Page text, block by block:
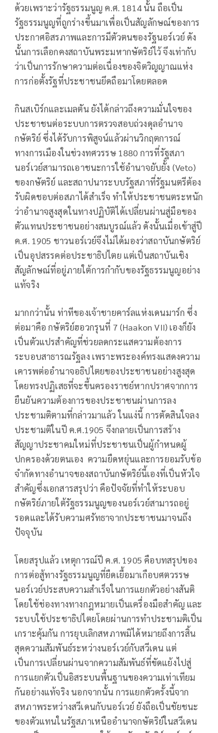
ด้วยเพราะว่ารัฐธรรมนูญ ค.ศ. 1814 นั้น ถือเป็น
รัฐธรรมนูญที่ถูกร่างขึ้นมาเพื่อเป็นสัญลักษณ์ของการ
ประกาศอิสรภาพและการมีตัวตนของรัฐนอร์เวย์ ดัง
นั้นการเลือกคงสถาบันพระมหากษัตริย์ไว้ จึงเท่ากับ
ว่าเป็นการรักษาความต่อเนื่องของจิตวิญญาณแห่ง
การก่อตั้งรัฐที่ประชาชนยึดถือมาโดยตลอด
กินสเบิร์กและเมลตัน ยังได้กล่าวถึงความมั่นใจของ
ประชาชนต่อระบบการตรวจสอบถ่วงดุลอำนาจ
กษัตริย์ ซึ่งได้รับการพิสูจน์แล้วผ่านวิกฤตการณ์
ทางการเมืองในช่วงทศวรรษ 1880 การที่รัฐสภา
นอร์เวย์สามารถเอาชนะการใช้อำนาจยับยั้ง (Veto)
ของกษัตริย์ และสถาปนาระบบรัฐสภาที่รัฐมนตรีต้อง
รับผิดชอบต่อสภาได้สำเร็จ ทำให้ประชาชนตระหนัก
ว่าอำนาจสูงสุดในทางปฏิบัติได้เปลี่ยนผ่านสู่มือของ
ตัวแทนประชาชนอย่างสมบูรณ์แล้ว ดังนั้นเมื่อเข้าสู่ปี
ค.ศ. 1905 ชาวนอร์เวย์จึงไม่ได้มองว่าสถาบันกษัตริย์
เป็นอุปสรรคต่อประชาธิปไตย แต่เป็นสถาบันเชิง
สัญลักษณ์ที่อยู่ภายใต้การกำกับของรัฐธรรมนูญอย่าง
แท้จริง
มากกว่านั้น ท่าทีของเจ้าชายคาร์ลแห่งเดนมาร์ก ซึ่ง
ต่อมาคือ กษัตริย์ฮอวกรุนที่ 7 (Haakon VII) เองก็ยัง
เป็นตัวแปรสำคัญที่ช่วยลดกระแสความต้องการ
ระบอบสาธารณรัฐลง เพราะพระองค์ทรงแสดงความ
เคารพต่ออำนาจอธิปไตยของประชาชนอย่างสูงสุด
โดยทรงปฏิเสธที่จะขึ้นครองราชย์หากปราศจากการ
ยืนยันความต้องการของประชาชนผ่านการลง
ประชามติตามที่กล่าวมาแล้ว ในแง่นี้ การตัดสินใจลง
ประชามติในปี ค.ศ.1905 จึงกลายเป็นการสร้าง
สัญญาประชาคมใหม่ที่ประชาชนเป็นผู้กำหนดผู้
ปกครองด้วยตนเอง ความยืดหยุ่นและการยอมรับข้อ
จำกัดทางอำนาจของสถาบันกษัตริย์นี้เองที่เป็นหัวใจ
สำคัญซึ่งเอกสารสรุปว่า คือปัจจัยที่ทำให้ระบอบ
กษัตริย์ภายใต้รัฐธรรมนูญของนอร์เวย์สามารถอยู่
รอดและได้รับความศรัทธาจากประชาชนมาจนถึง
ปัจจุบัน
โดยสรุปแล้ว เหตุการณ์ปี ค.ศ. 1905 คือบทสรุปของ
การต่อสู้ทางรัฐธรรมนูญที่ยืดเยื้อมาเกือบศตวรรษ
นอร์เวย์ประสบความสำเร็จในการแยกตัวอย่างสันติ
โดยใช้ช่องทางทางกฎหมายเป็นเครื่องมือสำคัญ และ
ระบบใช้ประชาธิปไตยโดยผ่านการทำประชามติเป็น
เกราะคุ้มกัน การยุบเลิกสหภาพมิได้หมายถึงการสิ้น
สุดความสัมพันธ์ระหว่างนอร์เวย์กับสวีเดน แต่
เป็นการเปลี่ยนผ่านจากความสัมพันธ์ที่ขัดแย้งไปสู่
การแยกตัวเป็นอิสระบนพื้นฐานของความเท่าเทียม
กันอย่างแท้จริง นอกจากนั้น การแยกตัวครั้งนี้จาก
สหภาพระหว่างสวีเดนกับนอร์เวย์ ยังถือเป็นชัยชนะ
ของตัวแทนในรัฐสภาเหนืออำนาจกษัตริย์ในสวีเดน